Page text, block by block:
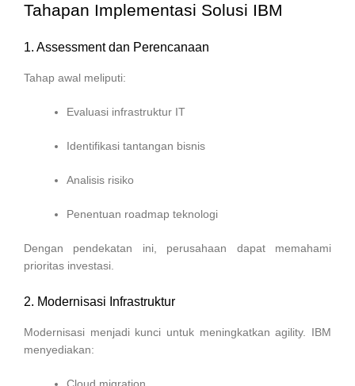
Tahapan Implementasi Solusi IBM
1. Assessment dan Perencanaan
Tahap awal meliputi:
Evaluasi infrastruktur IT
Identifikasi tantangan bisnis
Analisis risiko
Penentuan roadmap teknologi
Dengan pendekatan ini, perusahaan dapat memahami
prioritas investasi.
2. Modernisasi Infrastruktur
Modernisasi menjadi kunci untuk meningkatkan agility. IBM
menyediakan: